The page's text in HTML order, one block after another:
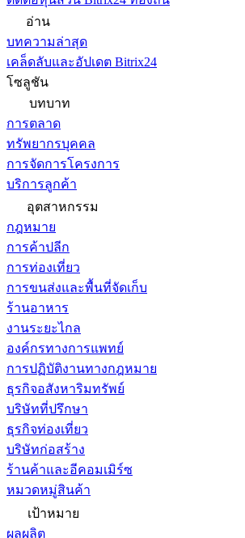
อ่าน
บทความล่าสุด
เคล็ดลับและอัปเดต Bitrix24
โซลูชัน
บทบาท
การตลาด
ทรัพยากรบุคคล
การจัดการโครงการ
บริการลูกค้า
อุตสาหกรรม
กฎหมาย
การค้าปลีก
การท่องเที่ยว
การขนส่งและพื้นที่จัดเก็บ
ร้านอาหาร
งานระยะไกล
องค์กรทางการแพทย์
การปฏิบัติงานทางกฎหมาย
ธุรกิจอสังหาริมทรัพย์
บริษัทที่ปรึกษา
ธุรกิจท่องเที่ยว
บริษัทก่อสร้าง
ร้านค้าและอีคอมเมิร์ซ
หมวดหมู่สินค้า
เป้าหมาย
ผลผลิต